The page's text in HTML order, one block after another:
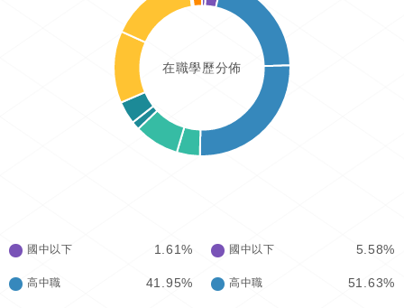
在職學歷分佈
國中以下 1.61% 國中以下 5.58%
高中職 41.95% 高中職 51.63%